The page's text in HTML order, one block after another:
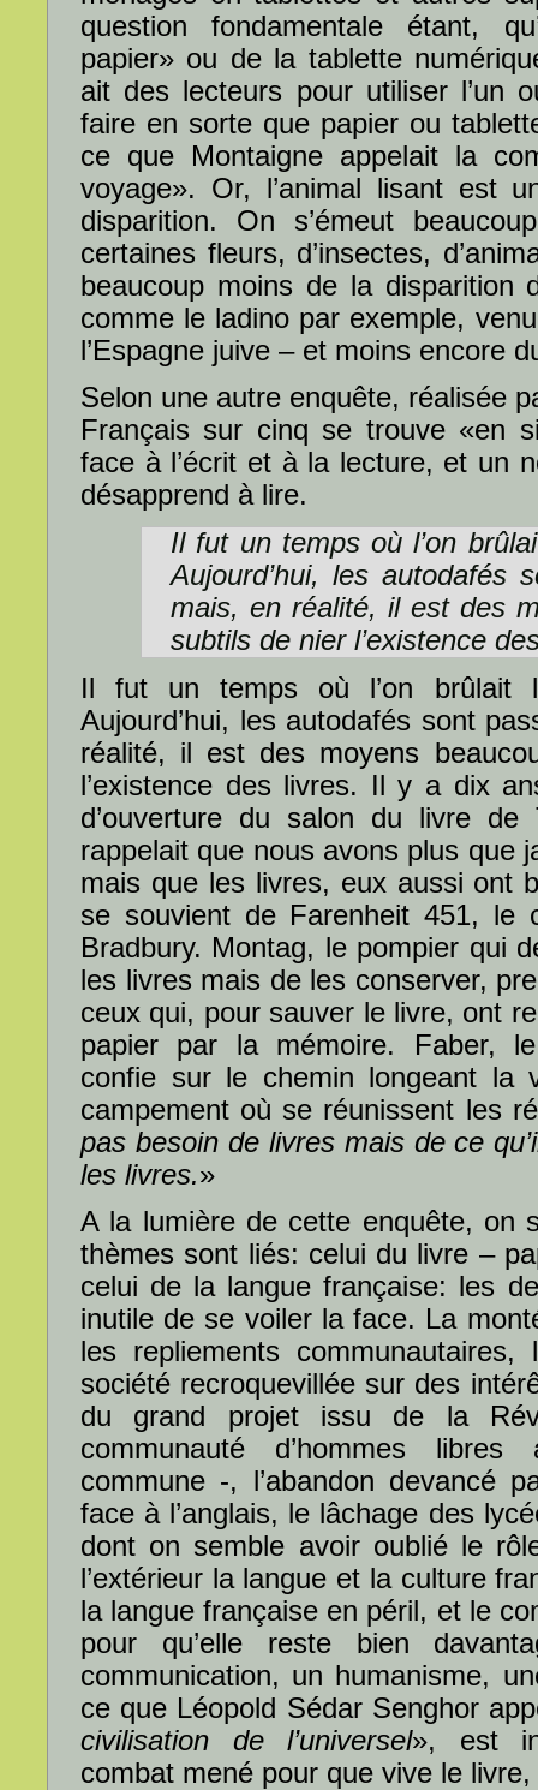
question fondamentale étant,
papier» ou de la tablette
ait des lecteurs pour utiliser l’un
faire en sorte que papier ou
ce que Montaigne appelait la
voyage». Or, l’animal lisant est
disparition. On s’émeut
certaines fleurs, d’insectes,
beaucoup moins de la disparition
comme le ladino par exemple,
l’Espagne juive – et moins encore
Selon une autre enquête, réalisée
Français sur cinq se trouve «en
face à l’écrit et à la lecture, et un
désapprend à lire.
Il fut un temps où l’on
Aujourd’hui, les autodafés
mais, en réalité, il est des
subtils de nier l’existence
Il fut un temps où l’on brûlait
Aujourd’hui, les autodafés sont
réalité, il est des moyens
l’existence des livres. Il y a dix
d’ouverture du salon du livre de
rappelait que nous avons plus que
mais que les livres, eux aussi ont
se souvient de Farenheit 451, le
Bradbury. Montag, le pompier qui
les livres mais de les conserver,
ceux qui, pour sauver le livre, ont
papier par la mémoire. Faber,
confie sur le chemin longeant la
campement où se réunissent les
pas besoin de livres mais de ce
les livres.»
A la lumière de cette enquête, on
thèmes sont liés: celui du livre –
celui de la langue française: les
inutile de se voiler la face. La
les repliements
société recroquevillée sur des
du grand projet issu de la
communauté d’hommes libres
commune -, l’abandon devancé
face à l’anglais, le lâchage des
dont on semble avoir oublié le
l’extérieur la langue et la culture
la langue française en péril, et le
pour qu’elle reste bien
communication, un humanisme,
ce que Léopold Sédar Senghor
civilisation de l’universel», est
combat mené pour que vive le